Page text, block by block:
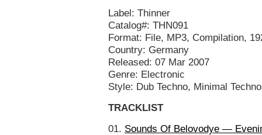
Label: Thinner
Catalog#: THN091
Format: File, MP3, Compilation,
Country: Germany
Released: 07 Mar 2007
Genre: Electronic
Style: Dub Techno, Minimal Techno
TRACKLIST
01. Sounds Of Belovodye —